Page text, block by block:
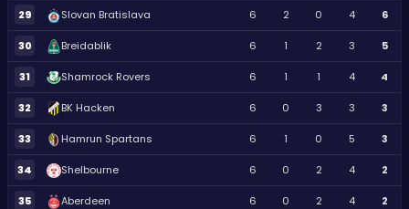
29 Slovan Bratislava 6 2 0 4 6
30 Breidablik 6 1 2 3 5
31 Shamrock Rovers 6 1 1 4 4
32 BK Hacken 6 0 3 3 3
33 Hamrun Spartans 6 1 0 5 3
34 Shelbourne 6 0 2 4 2
35 Aberdeen 6 0 2 4 2